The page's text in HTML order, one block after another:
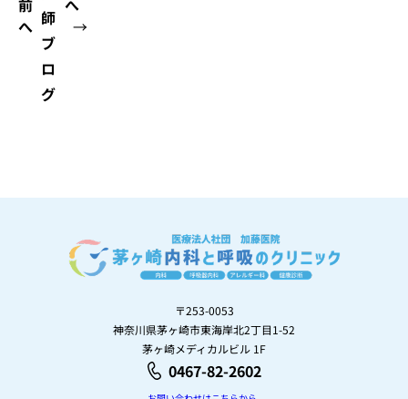
前
へ 師
ブ
ロ
グ
へ
→
〒253-0053
神奈川県茅ヶ崎市東海岸北2丁目1-52
茅ヶ崎メディカルビル 1F
0467-82-2602